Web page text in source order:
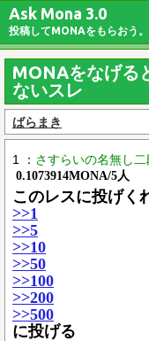
Ask Mona 3.0
投稿してMONAをもらおう。
MONAをなげる
ないスレ
ばらまき
1 ： さすらいの名無し二
0.1073914MONA/5人
このレスに投げく
>>1
>>5
>>10
>>50
>>100
>>200
>>500
に投げる